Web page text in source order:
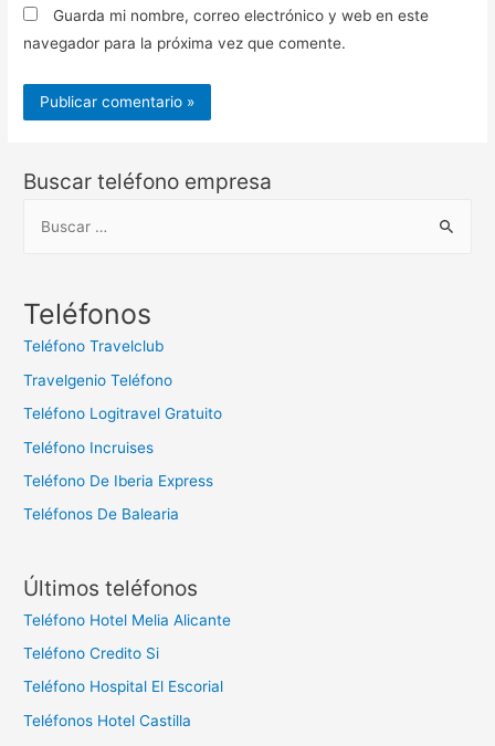
Guarda mi nombre, correo electrónico y web en este
navegador para la próxima vez que comente.
Buscar teléfono empresa
c
:
Teléfonos
Teléfono Travelclub
Travelgenio Teléfono
Teléfono Logitravel Gratuito
Teléfono Incruises
Teléfono De Iberia Express
Teléfonos De Balearia
Últimos teléfonos
Teléfono Hotel Melia Alicante
Teléfono Credito Si
Teléfono Hospital El Escorial
Teléfonos Hotel Castilla